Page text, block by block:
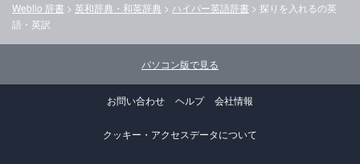
Weblio 辞書 > 英和辞典・和英辞典 > ハイパー英語辞書 > 探りを入れるの英
語・英訳
パソコン版で見る
お問い合わせ ヘルプ 会社情報
クッキー・アクセスデータについて